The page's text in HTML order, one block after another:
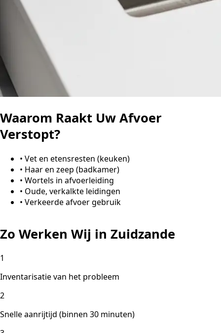
Waarom Raakt Uw Afvoer
Verstopt?
• Vet en etensresten (keuken)
• Haar en zeep (badkamer)
• Wortels in afvoerleiding
• Oude, verkalkte leidingen
• Verkeerde afvoer gebruik
Zo Werken Wij in Zuidzande
1
Inventarisatie van het probleem
2
Snelle aanrijtijd (binnen 30 minuten)